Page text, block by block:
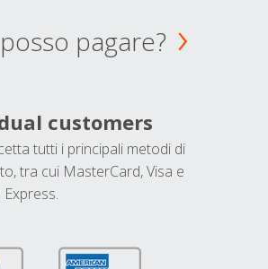
pagare?
customers
tutti i principali metodi di
tra cui MasterCard, Visa e